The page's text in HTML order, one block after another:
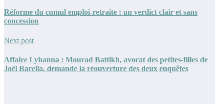
Réforme du cumul emploi-retraite : un verdict clair et sans
concession
Next post
Affaire Lyhanna : Mourad Battikh, avocat des petites-filles de
Joël Barella, demande la réouverture des deux enquêtes